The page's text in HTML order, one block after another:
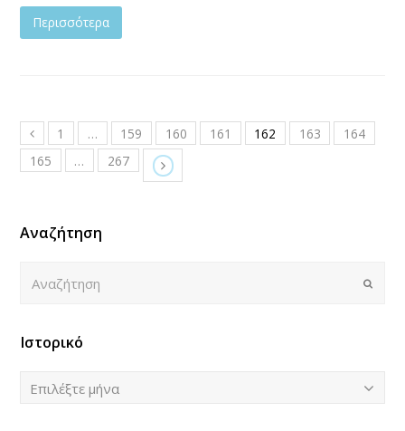
Περισσότερα
1 … 159 160 161 162 163
164
165
… 267
Αναζήτηση
Submit
Ιστορικό
Ιστορικό
Επιλέξτε μήνα